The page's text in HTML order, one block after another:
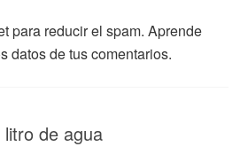
para reducir el spam.Aprende
datos de tus comentarios.
de agua